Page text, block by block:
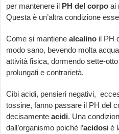
per mantenere il PH del corpo ai
Questa è un’altra condizione
Come si mantienealcalino il PH
modo sano, bevendo molta
attività fisica, dormendo sette-
prolungati e contrarietà.
Cibi acidi, pensieri negativi,
tossine, fanno passare il PH del
decisamenteacidi. Una
dall’organismo poiché l’acidosi è